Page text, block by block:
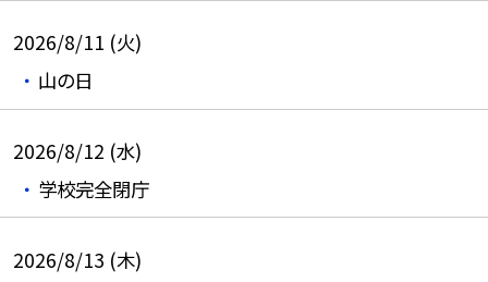
2026/8/11 (火)
山の日
2026/8/12 (水)
学校完全閉庁
2026/8/13 (木)